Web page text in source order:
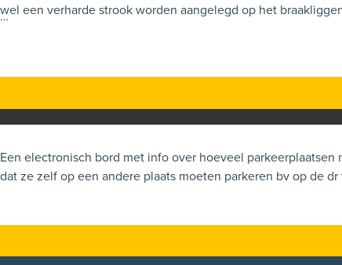
wel een verharde strook worden aangelegd op het
Een electronisch bord met info over hoeveel parkeerplaatsen nog vrij zijn. Dit voor je de kapelstraat inrijdt. Zodat auto's weten voor ze